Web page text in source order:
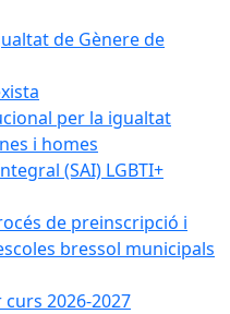
de Gènere de
per la igualtat
i homes
(SAI) LGBTI+
de preinscripció i
bressol municipals
2026-2027